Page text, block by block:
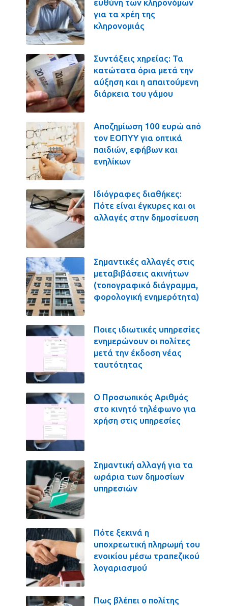
ευθύνη των κληρονόμων
για τα χρέη της
κληρονομιάς
Συντάξεις χηρείας: Τα
κατώτατα όρια μετά την
αύξηση και η απαιτούμενη
διάρκεια του γάμου
Αποζημίωση 100 ευρώ από
τον ΕΟΠΥΥ για οπτικά
παιδιών, εφήβων και
ενηλίκων
Ιδιόγραφες διαθήκες:
Πότε είναι έγκυρες και οι
αλλαγές στην δημοσίευση
Σημαντικές αλλαγές στις
μεταβιβάσεις ακινήτων
(τοπογραφικό διάγραμμα,
φορολογική ενημερότητα)
Ποιες ιδιωτικές υπηρεσίες
ενημερώνουν οι πολίτες
μετά την έκδοση νέας
ταυτότητας
Ο Προσωπικός Αριθμός
στο κινητό τηλέφωνο για
χρήση στις υπηρεσίες
Σημαντική αλλαγή για τα
ωράρια των δημοσίων
υπηρεσιών
Πότε ξεκινά η
υποχρεωτική πληρωμή του
ενοικίου μέσω τραπεζικού
λογαριασμού
Πως βλέπει ο πολίτης